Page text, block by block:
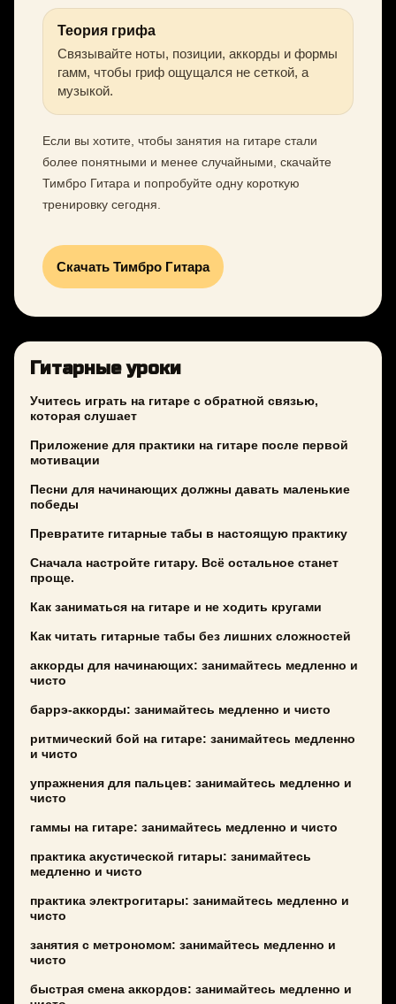
Теория грифа
Связывайте ноты, позиции, аккорды и формы
гамм, чтобы гриф ощущался не сеткой, а
музыкой.
Если вы хотите, чтобы занятия на гитаре стали
более понятными и менее случайными, скачайте
Тимбро Гитара и попробуйте одну короткую
тренировку сегодня.
Скачать Тимбро Гитара
Гитарные уроки
Учитесь играть на гитаре с обратной связью,
которая слушает
Приложение для практики на гитаре после первой
мотивации
Песни для начинающих должны давать маленькие
победы
Превратите гитарные табы в настоящую практику
Сначала настройте гитару. Всё остальное станет
проще.
Как заниматься на гитаре и не ходить кругами
Как читать гитарные табы без лишних сложностей
аккорды для начинающих: занимайтесь медленно и
чисто
баррэ-аккорды: занимайтесь медленно и чисто
ритмический бой на гитаре: занимайтесь медленно
и чисто
упражнения для пальцев: занимайтесь медленно и
чисто
гаммы на гитаре: занимайтесь медленно и чисто
практика акустической гитары: занимайтесь
медленно и чисто
практика электрогитары: занимайтесь медленно и
чисто
занятия с метрономом: занимайтесь медленно и
чисто
быстрая смена аккордов: занимайтесь медленно и